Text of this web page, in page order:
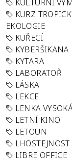
KULTURNÍ
KURZ
EKOLOGIE
KUŘECÍ
KYBERŠIKANA
KYTARA
LABORATOŘ
LÁSKA
LEKCE
LENKA
LETNÍ KINO
LETOUN
LHOSTEJNOST
LIBRE OFFICE